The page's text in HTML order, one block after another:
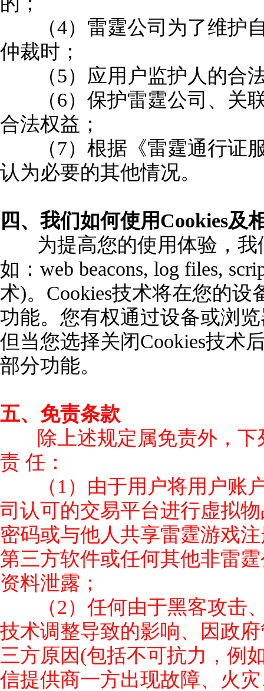
（4）雷霆公司为了维护
仲裁时；
（5）应用户监护人的合
（6）保护雷霆公司、关
合法权益；
（7）根据《雷霆通行证
认为必要的其他情况。
四、我们如何使用Cookies及
为提高您的使用体验，
如：web beacons, log files,
术)。Cookies技术将在您的
功能。您有权通过设备或浏
但当您选择关闭Cookies技术
部分功能。
五、免责条款
除上述规定属免责外，
责 任：
（1）由于用户将用户账
司认可的交易平台进行虚拟
密码或与他人共享雷霆游戏
第三方软件或任何其他非雷
资料泄露；
（2）任何由于黑客攻击
技术调整导致的影响、因政
三方原因(包括不可抗力，例
信提供商一方出现故障、火